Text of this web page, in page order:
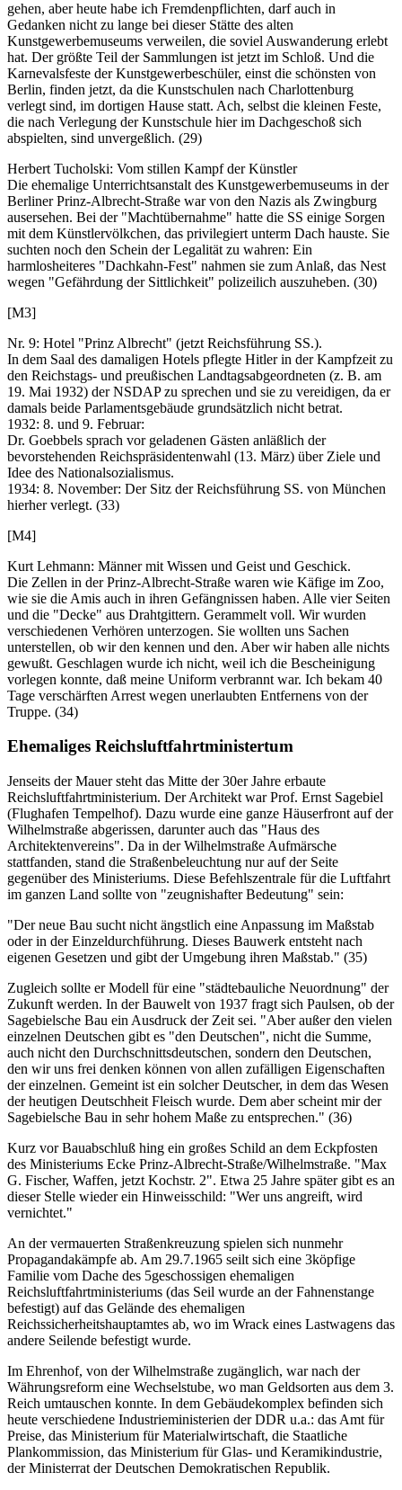
gehen, aber heute habe ich Fremdenpflichten, darf auch in
Gedanken nicht zu lange bei dieser Stätte des alten
Kunstgewerbemuseums verweilen, die soviel Auswanderung erlebt
hat. Der größte Teil der Sammlungen ist jetzt im Schloß. Und die
Karnevalsfeste der Kunstgewerbeschüler, einst die schönsten von
Berlin, finden jetzt, da die Kunstschulen nach Charlottenburg
verlegt sind, im dortigen Hause statt. Ach, selbst die kleinen Feste,
die nach Verlegung der Kunstschule hier im Dachgeschoß sich
abspielten, sind unvergeßlich. (29)
Herbert Tucholski: Vom stillen Kampf der Künstler
Die ehemalige Unterrichtsanstalt des Kunstgewerbemuseums in der
Berliner Prinz-Albrecht-Straße war von den Nazis als Zwingburg
ausersehen. Bei der "Machtübernahme" hatte die SS einige Sorgen
mit dem Künstlervölkchen, das privilegiert unterm Dach hauste. Sie
suchten noch den Schein der Legalität zu wahren: Ein
harmlosheiteres "Dachkahn-Fest" nahmen sie zum Anlaß, das Nest
wegen "Gefährdung der Sittlichkeit" polizeilich auszuheben. (30)
[M3]
Nr. 9: Hotel "Prinz Albrecht" (jetzt Reichsführung SS.).
In dem Saal des damaligen Hotels pflegte Hitler in der Kampfzeit zu
den Reichstags- und preußischen Landtagsabgeordneten (z. B. am
19. Mai 1932) der NSDAP zu sprechen und sie zu vereidigen, da er
damals beide Parlamentsgebäude grundsätzlich nicht betrat.
1932: 8. und 9. Februar:
Dr. Goebbels sprach vor geladenen Gästen anläßlich der
bevorstehenden Reichspräsidentenwahl (13. März) über Ziele und
Idee des Nationalsozialismus.
1934: 8. November: Der Sitz der Reichsführung SS. von München
hierher verlegt. (33)
[M4]
Kurt Lehmann: Männer mit Wissen und Geist und Geschick.
Die Zellen in der Prinz-Albrecht-Straße waren wie Käfige im Zoo,
wie sie die Amis auch in ihren Gefängnissen haben. Alle vier Seiten
und die "Decke" aus Drahtgittern. Gerammelt voll. Wir wurden
verschiedenen Verhören unterzogen. Sie wollten uns Sachen
unterstellen, ob wir den kennen und den. Aber wir haben alle nichts
gewußt. Geschlagen wurde ich nicht, weil ich die Bescheinigung
vorlegen konnte, daß meine Uniform verbrannt war. Ich bekam 40
Tage verschärften Arrest wegen unerlaubten Entfernens von der
Truppe. (34)
Ehemaliges Reichsluftfahrtministertum
Jenseits der Mauer steht das Mitte der 30er Jahre erbaute
Reichsluftfahrtministerium. Der Architekt war Prof. Ernst Sagebiel
(Flughafen Tempelhof). Dazu wurde eine ganze Häuserfront auf der
Wilhelmstraße abgerissen, darunter auch das "Haus des
Architektenvereins". Da in der Wilhelmstraße Aufmärsche
stattfanden, stand die Straßenbeleuchtung nur auf der Seite
gegenüber des Ministeriums. Diese Befehlszentrale für die Luftfahrt
im ganzen Land sollte von "zeugnishafter Bedeutung" sein:
"Der neue Bau sucht nicht ängstlich eine Anpassung im Maßstab
oder in der Einzeldurchführung. Dieses Bauwerk entsteht nach
eigenen Gesetzen und gibt der Umgebung ihren Maßstab." (35)
Zugleich sollte er Modell für eine "städtebauliche Neuordnung" der
Zukunft werden. In der Bauwelt von 1937 fragt sich Paulsen, ob der
Sagebielsche Bau ein Ausdruck der Zeit sei. "Aber außer den vielen
einzelnen Deutschen gibt es "den Deutschen", nicht die Summe,
auch nicht den Durchschnittsdeutschen, sondern den Deutschen,
den wir uns frei denken können von allen zufälligen Eigenschaften
der einzelnen. Gemeint ist ein solcher Deutscher, in dem das Wesen
der heutigen Deutschheit Fleisch wurde. Dem aber scheint mir der
Sagebielsche Bau in sehr hohem Maße zu entsprechen." (36)
Kurz vor Bauabschluß hing ein großes Schild an dem Eckpfosten
des Ministeriums Ecke Prinz-Albrecht-Straße/Wilhelmstraße. "Max
G. Fischer, Waffen, jetzt Kochstr. 2". Etwa 25 Jahre später gibt es an
dieser Stelle wieder ein Hinweisschild: "Wer uns angreift, wird
vernichtet."
An der vermauerten Straßenkreuzung spielen sich nunmehr
Propagandakämpfe ab. Am 29.7.1965 seilt sich eine 3köpfige
Familie vom Dache des 5geschossigen ehemaligen
Reichsluftfahrtministeriums (das Seil wurde an der Fahnenstange
befestigt) auf das Gelände des ehemaligen
Reichssicherheitshauptamtes ab, wo im Wrack eines Lastwagens das
andere Seilende befestigt wurde.
Im Ehrenhof, von der Wilhelmstraße zugänglich, war nach der
Währungsreform eine Wechselstube, wo man Geldsorten aus dem 3.
Reich umtauschen konnte. In dem Gebäudekomplex befinden sich
heute verschiedene Industrieministerien der DDR u.a.: das Amt für
Preise, das Ministerium für Materialwirtschaft, die Staatliche
Plankommission, das Ministerium für Glas- und Keramikindustrie,
der Ministerrat der Deutschen Demokratischen Republik.